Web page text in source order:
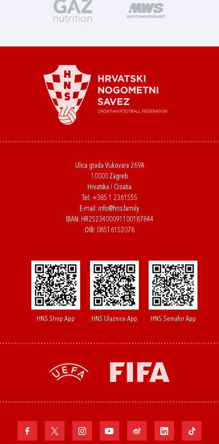
Ulica grada Vukovara 269A
10000 Zagreb
Hrvatska / Croatia
Tel: +385 1 2361555
E-mail: info@hns.family
IBAN: HR2523400091100187844
OIB: 08516152078
HNS Shop App HNS Ulaznice App HNS Semafor App